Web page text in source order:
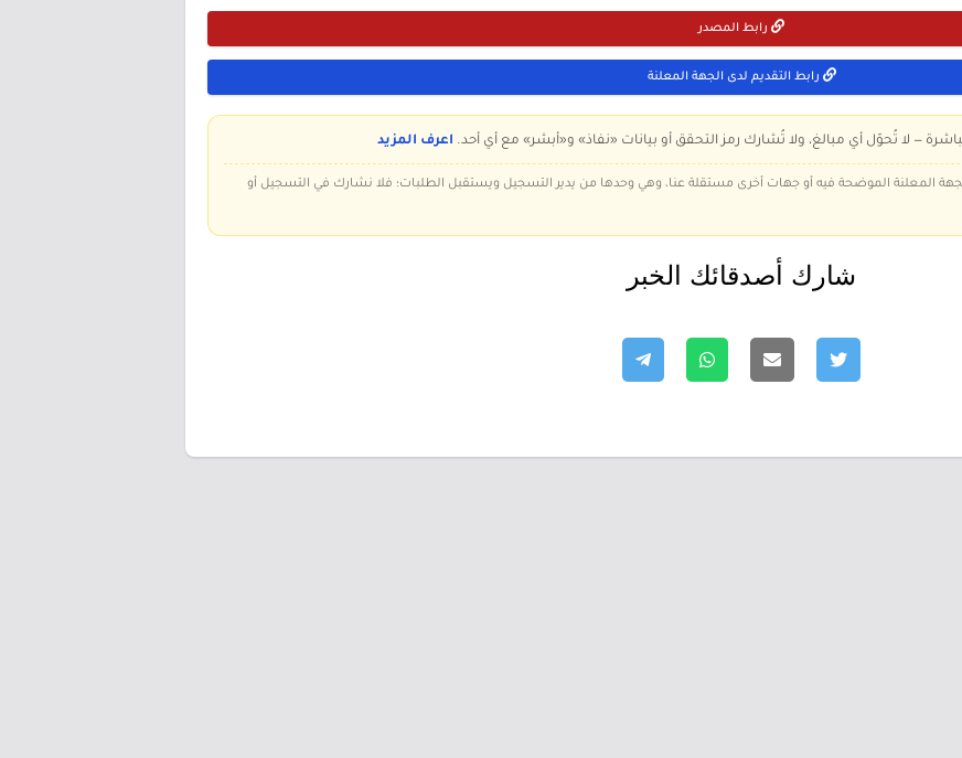
رابط المصدر
رابط التقديم لدى الجهة المعلنة
— لا تُحوّل أي مبالغ، ولا تُشارك رمز التحقق أو بيانات «نفاذ» و«أبشر» مع أي أحد. اعرف المزيد
الجهة المعلنة الموضحة فيه أو جهات أخرى مستقلة عنا، وهي وحدها من يدير التسجيل ويستقبل الطلبات؛ فلا نشارك في التسجيل أو
شارك أصدقائك الخبر